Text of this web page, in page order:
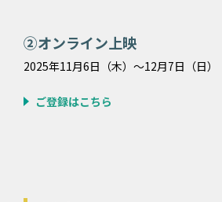
②オンライン上映
2025年11月6日（木）〜12月7日（日）
ご登録はこちら